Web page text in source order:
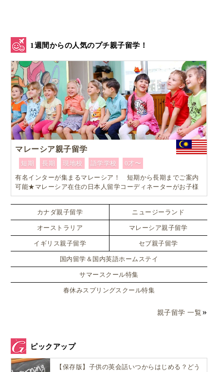
1週間からの人気のプチ親子留学！
マレーシア親子留学
短期 長期 現地校 語学学校
0才〜
有名インターが集まるマレーシア！ 短期から長期までご案内
可能★マレーシア在住の日本人留学コーディネーターがお子様
お一人おひとりに合ったワンランク上のマレーシア親子留学を
カスタマイズ
カナダ親子留学
ニュージーランド
オーストラリア マレーシア親子留学
イギリス親子留学 セブ親子留学
国内留学＆国内英語ホームステイ
サマースクール特集
春休みスプリングスクール特集
親子留学 一覧
ピックアップ
【保存版】子供の英会話いつからはじめる？どう